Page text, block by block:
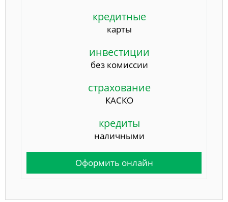
кредитные
карты
инвестиции
без комиссии
страхование
КАСКО
кредиты
наличными
Оформить онлайн